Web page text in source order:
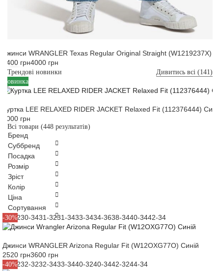
Джинси WRANGLER Texas Regular Original Straight (W1219237X)
2400 грн4000 грн
Дивитись всі (141)
Трендові новинки
Новинка
MLXL
Куртка LEE RELAXED RIDER JACKET Relaxed Fit (112376444)
5000 грн
Всі товари (448 результатів)
Бренд
Суббренд
Посадка
Розмір
Зріст
Колір
Ціна
Сортування
-30%
30-3230-3431-3231-3433-3434-3638-3440-3442-34
Джинси WRANGLER Arizona Regular Fit (W12OXG77O) Синій
2520 грн3600 грн
-40%
31-3232-3232-3433-3440-3240-3442-3244-34